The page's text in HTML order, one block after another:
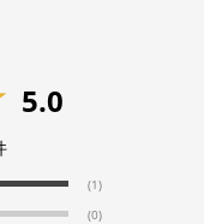
5.0
(1)
(0)